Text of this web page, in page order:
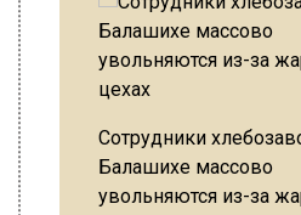
Сотрудники
Балашихе массово
увольняются из-за